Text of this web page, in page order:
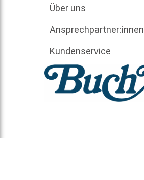
Über uns
Ansprechpartner:innen
Kundenservice